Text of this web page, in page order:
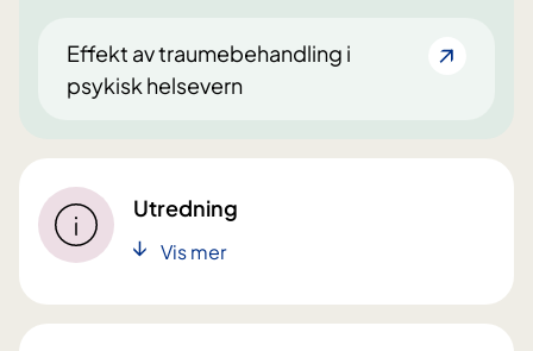
Effekt av traumebehandling i
psykisk helsevern
Utredning
Vis mer